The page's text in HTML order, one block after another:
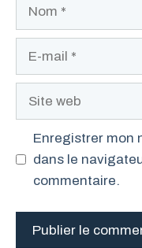
Site
Enregistrer mon
dans le
commentaire.